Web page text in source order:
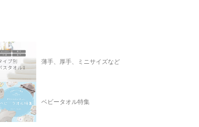
薄手、厚手、ミニサイズなど
ベビータオル特集